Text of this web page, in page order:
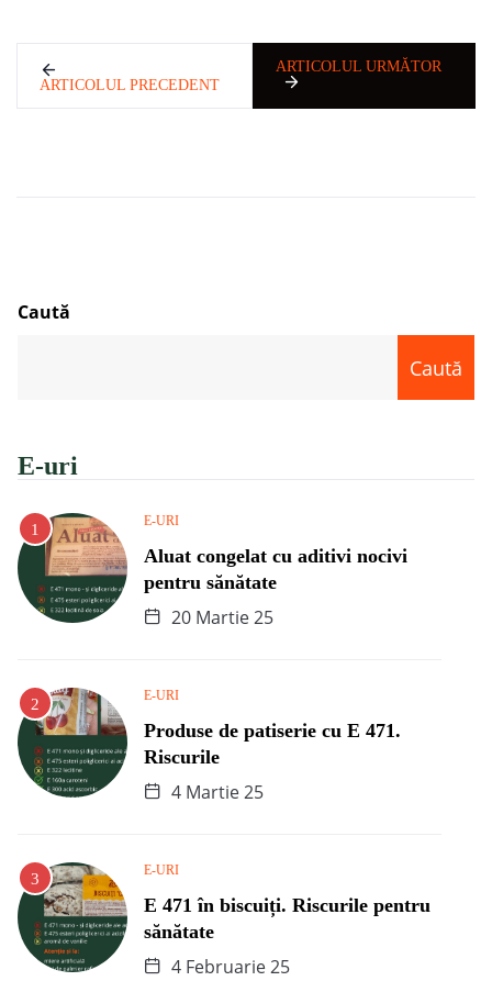
ARTICOLUL PRECEDENT
ARTICOLUL URMĂTOR
Caută
Caută
E-uri
E-URI
Aluat congelat cu aditivi nocivi
pentru sănătate
20 Martie 25
E-URI
Produse de patiserie cu E 471.
Riscurile
4 Martie 25
E-URI
E 471 în biscuiți. Riscurile pentru
sănătate
4 Februarie 25